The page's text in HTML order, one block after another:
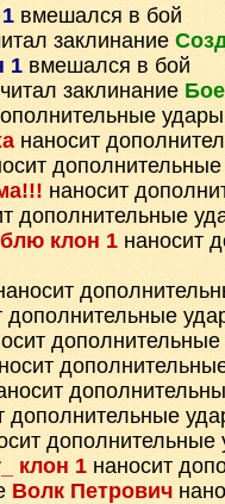
вмешался в бой
заклинание
1 вмешался в бой
заклинание
удары
наносит
наносит
дополнительные
клон 1 наносит
дополнительные
дополнительные
дополнительные
клон 1 наносит
Волк Петрович